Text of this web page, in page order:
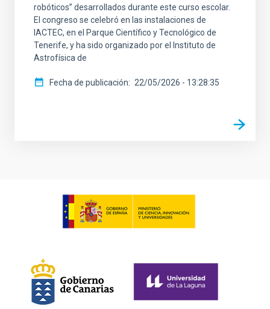
robóticos” desarrollados durante este curso escolar.
El congreso se celebró en las instalaciones de
IACTEC, en el Parque Científico y Tecnológico de
Tenerife, y ha sido organizado por el Instituto de
Astrofísica de
Fecha de publicación 22/05/2026 - 13:28:35